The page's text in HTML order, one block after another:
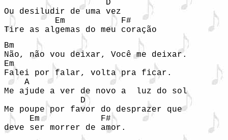
                    D
Ou desiludir de uma vez
          Em           F#
Tire as algemas do meu coração
Bm
Não, não vou deixar, Você me deixar.
Em
Falei por falar, volta pra ficar.
    A
Me ajude a ver de novo a  luz do sol
               D
Me poupe por favor do desprazer que
     Em            F#
deve ser morrer de amor.